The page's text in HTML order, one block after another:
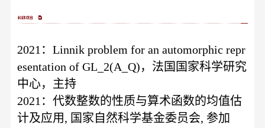
2021：Linnik problem for an automorphic repr
esentation of GL_2(A_Q)，法国国家科学研究
中心，主持
2021：代数整数的性质与算术函数的均值估
计及应用, 国家自然科学基金委员会, 参加